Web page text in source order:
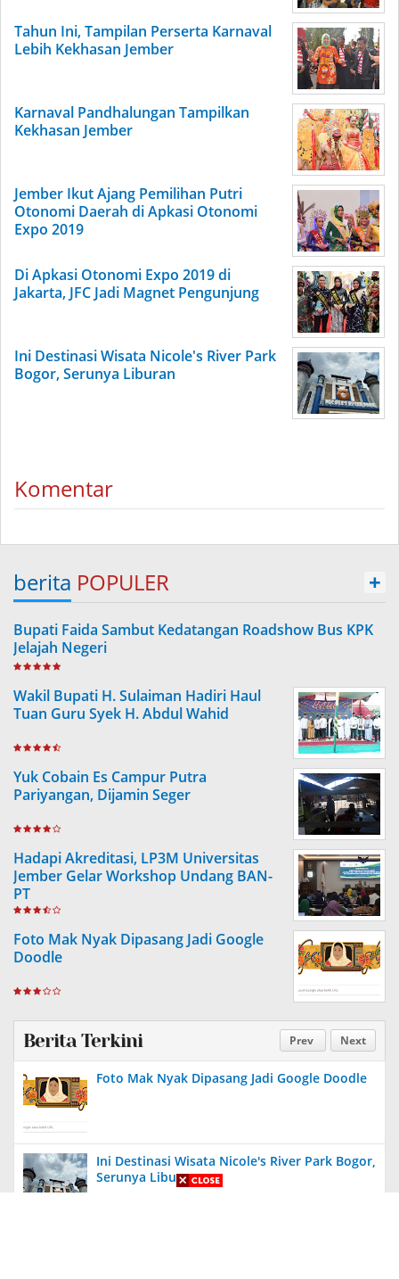
Tahun Ini, Tampilan Perserta Karnaval
Lebih Kekhasan Jember
Karnaval Pandhalungan Tampilkan
Kekhasan Jember
Jember Ikut Ajang Pemilihan Putri
Otonomi Daerah di Apkasi Otonomi
Expo 2019
Di Apkasi Otonomi Expo 2019 di
Jakarta, JFC Jadi Magnet Pengunjung
Ini Destinasi Wisata Nicole's River Park
Bogor, Serunya Liburan
Komentar
berita POPULER +
Bupati Faida Sambut Kedatangan Roadshow Bus KPK
Jelajah Negeri
Wakil Bupati H. Sulaiman Hadiri Haul
Tuan Guru Syek H. Abdul Wahid
Yuk Cobain Es Campur Putra
Pariyangan, Dijamin Seger
Hadapi Akreditasi, LP3M Universitas
Jember Gelar Workshop Undang BAN-
PT
Foto Mak Nyak Dipasang Jadi Google
Doodle
Prev Next
Berita Terkini
Foto Mak Nyak Dipasang Jadi Google Doodle
Ini Destinasi Wisata Nicole's River Park Bogor,
Serunya Liburan